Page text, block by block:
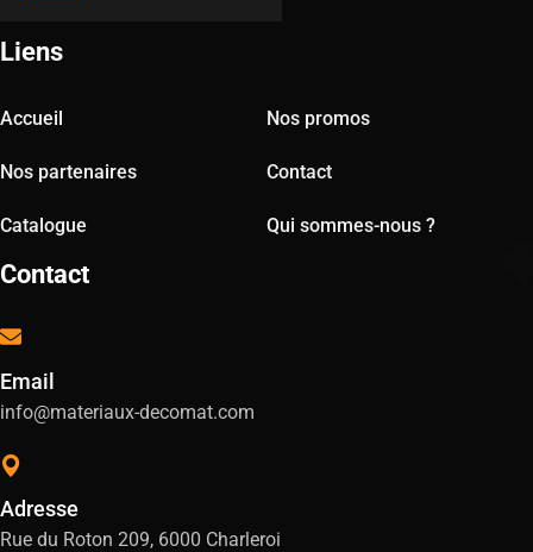
Liens
Accueil Nos promos
Nos partenaires Contact
Catalogue Qui sommes-nous ?
Contact
Email
info@materiaux-decomat.com
Adresse
Rue du Roton 209, 6000 Charleroi